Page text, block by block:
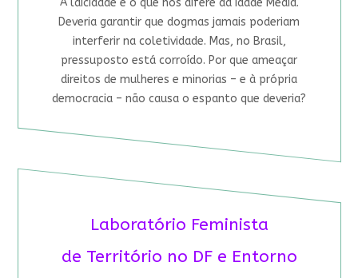
A laicidade é o que nos difere da Idade Média.
Deveria garantir que dogmas jamais poderiam
interferir na coletividade. Mas, no Brasil,
pressuposto está corroído. Por que ameaçar
direitos de mulheres e minorias – e à própria
democracia – não causa o espanto que deveria?
Laboratório Feminista
de Território no DF e Entorno